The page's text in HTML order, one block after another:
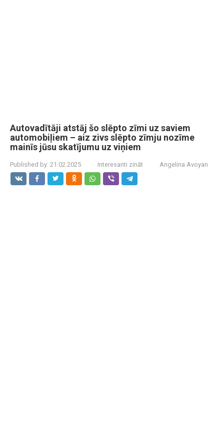
Autovadītāji atstāj šo slēpto zīmi uz saviem
automobiļiem – aiz zivs slēpto zīmju nozīme
mainīs jūsu skatījumu uz viņiem
Published by: 21.02.2025 Interesanti zināt Angelina Avoyan